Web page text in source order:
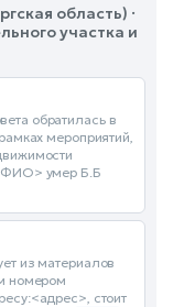
область) ·
участка и
обратилась в
мероприятий,
умер Б.Б
из материалов
номером
стоит